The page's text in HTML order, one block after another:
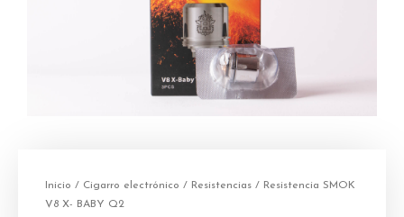
Inicio / Cigarro electrónico / Resistencias / Resistencia SMOK
V8 X- BABY Q2